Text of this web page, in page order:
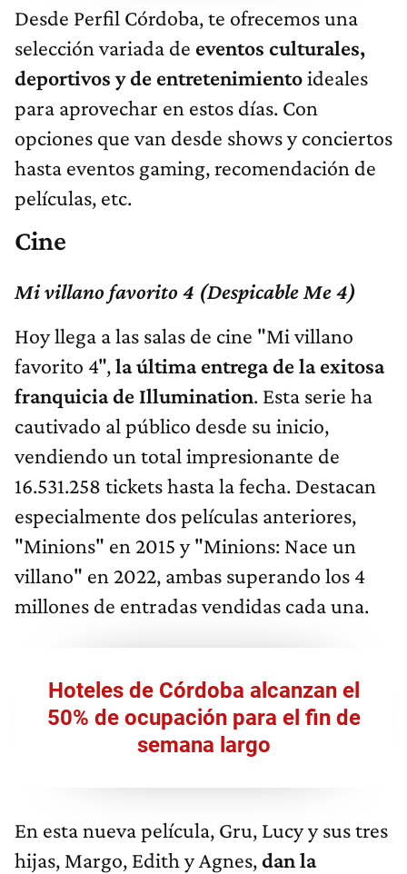
Desde Perfil Córdoba, te ofrecemos una
selección variada de eventos culturales,
deportivos y de entretenimientoideales
para aprovechar en estos días. Con
opciones que van desde shows y conciertos
hasta eventos gaming, recomendación de
películas, etc.
Cine
Mi villano favorito 4 (Despicable Me 4)
Hoy llega a las salas de cine "Mi villano
favorito 4",la última entrega de la exitosa
franquicia de Illumination. Esta serie ha
cautivado al público desde su inicio,
vendiendo un total impresionante de
16.531.258 tickets hasta la fecha. Destacan
especialmente dos películas anteriores,
"Minions" en 2015 y "Minions: Nace un
villano" en 2022, ambas superando los 4
millones de entradas vendidas cada una.
Hoteles de Córdoba alcanzan el
50% de ocupación para el fin de
semana largo
En esta nueva película, Gru, Lucy y sus tres
hijas, Margo, Edith y Agnes,dan la